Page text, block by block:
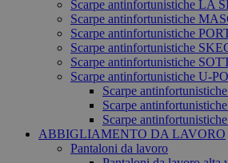
Scarpe antinfortunistiche LA
Scarpe antinfortunistiche
Scarpe antinfortunistiche
Scarpe antinfortunistiche
Scarpe antinfortunistiche
Scarpe antinfortunistiche U-
Scarpe
Scarpe
Scarpe
ABBIGLIAMENTO DA LAVORO
Pantaloni da lavoro